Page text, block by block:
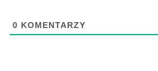
0 KOMENTARZY